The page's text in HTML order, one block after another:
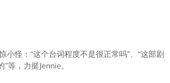
怪：“这个台词程度不是很正常吗”、“这部剧
等，力挺Jennie。